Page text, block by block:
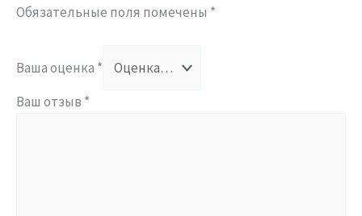
Обязательные поля помечены *
Ваша оценка *
Ваш отзыв *